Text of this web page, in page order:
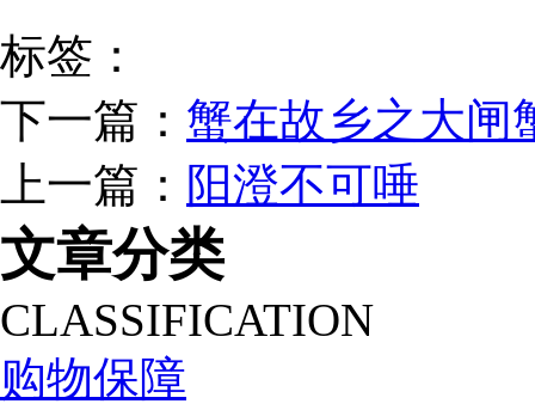
标签：
下一篇： 蟹在故乡之大闸
上一篇： 阳澄不可唾
文章分类
CLASSIFICATION
购物保障